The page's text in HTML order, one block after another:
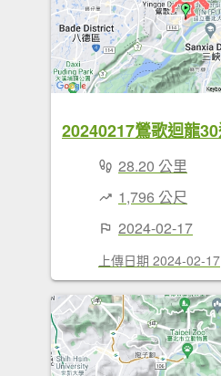
20240217鶯歌迴龍
28.20 公里
1,796 公尺
2024-02-17
上傳日期 2024-02-17